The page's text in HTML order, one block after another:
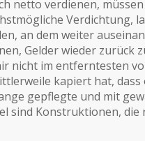
netto verdienen,
Verdichtung,
an dem weiter
Gelder wieder zurück
nicht im entferntesten
kapiert hat,
gepflegte und mit
sind Konstruktionen,